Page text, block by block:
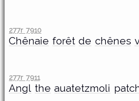
277r 7910
Chênaie forêt de chênes
277r 7911
Angl the auatetzmoli